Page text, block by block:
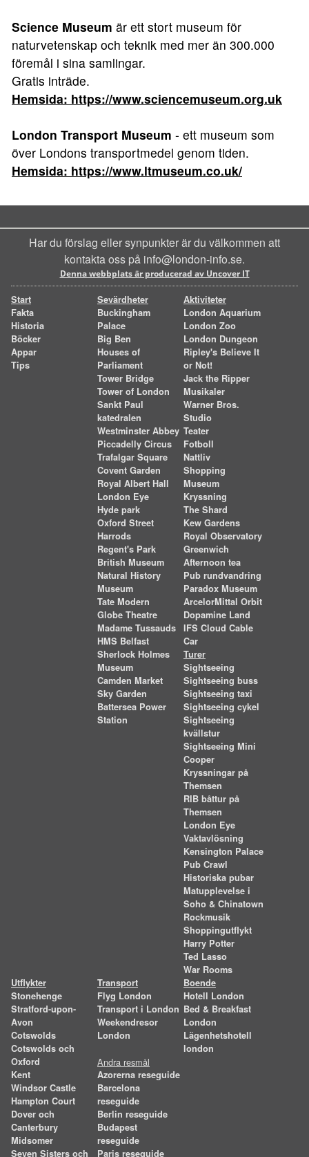
Science Museum är ett stort museum för
naturvetenskap och teknik med mer än 300.000
föremål i sina samlingar.
Gratis inträde.
Hemsida: https://www.sciencemuseum.org.uk
London Transport Museum - ett museum som
över Londons transportmedel genom tiden.
Hemsida: https://www.ltmuseum.co.uk/
Har du förslag eller synpunkter är du välkommen att
kontakta oss på info@london-info.se.
Denna webbplats är producerad av Uncover IT
Start
Fakta
Historia
Böcker
Appar
Tips
Sevärdheter
Buckingham
Palace
Big Ben
Houses of
Parliament
Tower Bridge
Tower of London
Sankt Paul
katedralen
Westminster Abbey
Piccadelly Circus
Trafalgar Square
Covent Garden
Royal Albert Hall
London Eye
Hyde park
Oxford Street
Harrods
Regent's Park
British Museum
Natural History
Museum
Tate Modern
Globe Theatre
Madame Tussauds
HMS Belfast
Sherlock Holmes
Museum
Camden Market
Sky Garden
Battersea Power
Station
Aktiviteter
London Aquarium
London Zoo
London Dungeon
Ripley's Believe It
or Not!
Jack the Ripper
Musikaler
Warner Bros.
Studio
Teater
Fotboll
Nattliv
Shopping
Museum
Kryssning
The Shard
Kew Gardens
Royal Observatory
Greenwich
Afternoon tea
Pub rundvandring
Paradox Museum
ArcelorMittal Orbit
Dopamine Land
IFS Cloud Cable
Car
Turer
Sightseeing
Sightseeing buss
Sightseeing taxi
Sightseeing cykel
Sightseeing
kvällstur
Sightseeing Mini
Cooper
Kryssningar på
Themsen
RIB båttur på
Themsen
London Eye
Vaktavlösning
Kensington Palace
Pub Crawl
Historiska pubar
Matupplevelse i
Soho & Chinatown
Rockmusik
Shoppingutflykt
Harry Potter
Ted Lasso
War Rooms
Utflykter
Stonehenge
Stratford-upon-
Avon
Cotswolds
Cotswolds och
Oxford
Kent
Windsor Castle
Hampton Court
Dover och
Canterbury
Midsomer
Seven Sisters och
Transport
Flyg London
Transport i London
Weekendresor
London
Boende
Hotell London
Bed & Breakfast
London
Lägenhetshotell
london
Andra resmål
Azorerna reseguide
Barcelona
reseguide
Berlin reseguide
Budapest
reseguide
Paris reseguide